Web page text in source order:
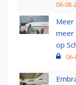
06-08-
meer
op